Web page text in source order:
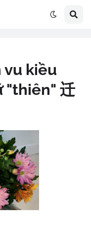
vu kiều
"thiên" 迁